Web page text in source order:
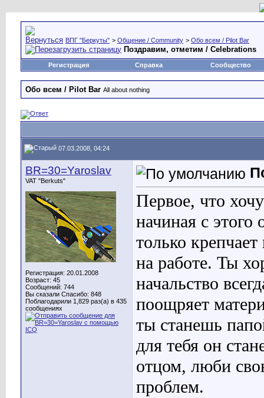
ВПГ "Беркуты" > Общение / Community > Обо всем / Pilot Bar
Поздравим, отметим / Celebrations
Регистрация Справка Сообщество
Обо всем / Pilot Bar All about nothing
07.03.2008, 04:24
BR=30=Yaroslav
VAT "Berkuts"
Регистрация: 20.01.2008
Возраст: 45
Сообщений: 744
Вы сказали Спасибо: 848
Поблагодарили 1,829 раз(а) в 435
сообщениях
Первое, что
начиная с этого
только
на работе. Ты
начальство
поощряет
ты станешь
для тебя он
отцом, люби
проблем.